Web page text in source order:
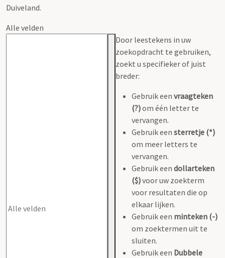
Duiveland.
Alle velden
Door leestekens in uw
zoekopdracht te gebruiken,
zoekt u specifieker of juist
breder:
Gebruik een vraagteken
(?)om één letter te
vervangen.
Gebruik een sterretje (*)
om meer letters te
vervangen.
Gebruik een dollarteken
($)voor uw zoekterm
voor resultaten die op
elkaar lijken.
Gebruik een minteken (-)
om zoektermen uit te
sluiten.
Gebruik een Dubbele